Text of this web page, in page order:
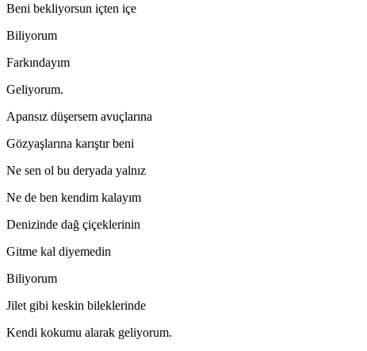
Beni bekliyorsun içten içe
Biliyorum
Farkındayım
Geliyorum.
Apansız düşersem avuçlarına
Gözyaşlarına karıştır beni
Ne sen ol bu deryada yalnız
Ne de ben kendim kalayım
Denizinde dağ çiçeklerinin
Gitme kal diyemedin
Biliyorum
Jilet gibi keskin bileklerinde
Kendi kokumu alarak geliyorum.